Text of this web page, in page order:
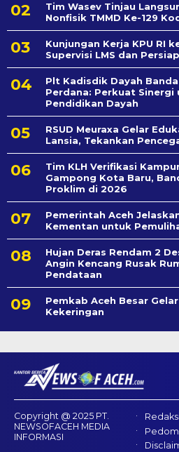
Tim Wasev Tinjau
Nonfisik TMMD Ke-129
Kunjungan Kerja KPU RI
Supervisi LMS dan
Plt Kadisdik Dayah
Perdana: Perkuat Sinergi
Pendidikan Dayah
RSUD Meuraxa Gelar
Lansia, Tekankan
Tim KLH Verifikasi
Gampong Kota Baru,
Proklim di 2026
Pemerintah Aceh
Kementan untuk
Hujan Deras Rendam 2
Angin Kencang Rusak
Pendataan
Pemkab Aceh Besar
Kekeringan
Copyright @ 2025 PT.
NEWSOFACEH MEDIA
INFORMASI